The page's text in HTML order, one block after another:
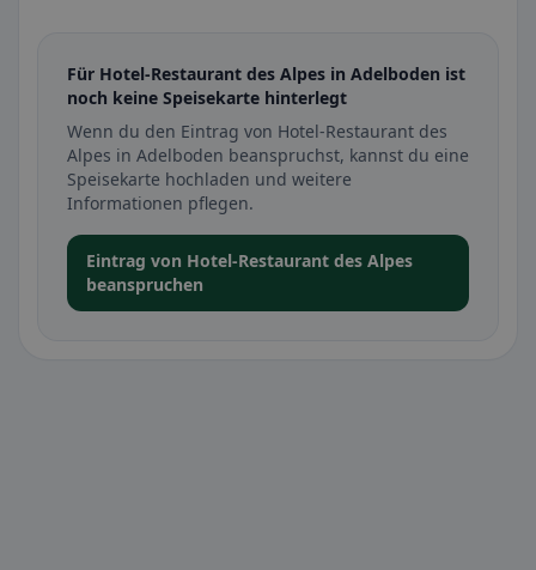
Für Hotel-Restaurant des Alpes in Adelboden ist
noch keine Speisekarte hinterlegt
Wenn du den Eintrag von Hotel-Restaurant des
Alpes in Adelboden beanspruchst, kannst du eine
Speisekarte hochladen und weitere
Informationen pflegen.
Eintrag von Hotel-Restaurant des Alpes
beanspruchen